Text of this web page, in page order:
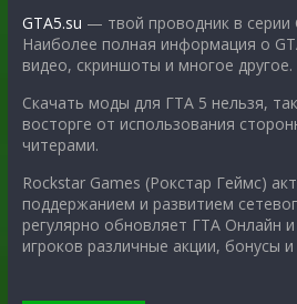
GTA5.su — твой проводник в серии
Наиболее полная информация о
видео, скриншоты и многое другое.
Скачать моды для ГТА 5 нельзя,
восторге от использования
читерами.
Rockstar Games (Рокстар Геймс)
поддержанием и развитием
регулярно обновляет ГТА Онлайн и
игроков различные акции, бонусы и